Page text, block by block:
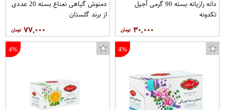
دانه رازیانه بسته 90 گرمی آجیل
تکدونه
۳۰,۰۰۰
دمنوش گیاهی نعناع بسته 20 عددی
از برند گلستان
۷۷,۰۰۰
4%
4%